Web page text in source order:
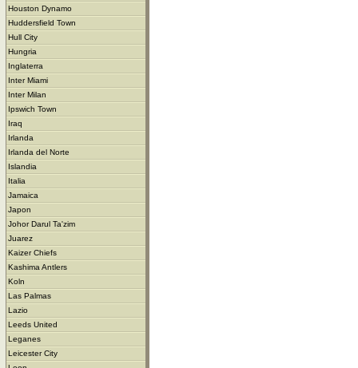
Houston Dynamo
Huddersfield Town
Hull City
Hungria
Inglaterra
Inter Miami
Inter Milan
Ipswich Town
Iraq
Irlanda
Irlanda del Norte
Islandia
Italia
Jamaica
Japon
Johor Darul Ta'zim
Juarez
Kaizer Chiefs
Kashima Antlers
Koln
Las Palmas
Lazio
Leeds United
Leganes
Leicester City